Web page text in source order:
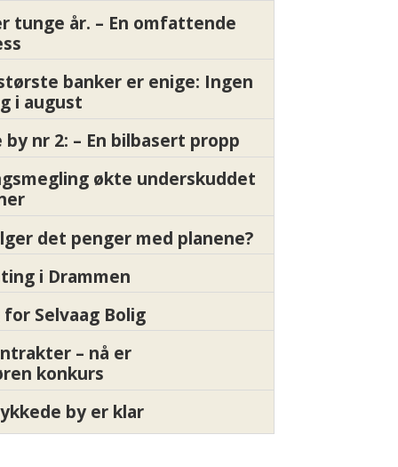
tunge år. – En omfattende
banker er enige: Ingen
i august
nr 2: – En bilbasert propp
økte underskuddet
det penger med planene?
i Drammen
for Selvaag Bolig
– nå er
konkurs
by er klar